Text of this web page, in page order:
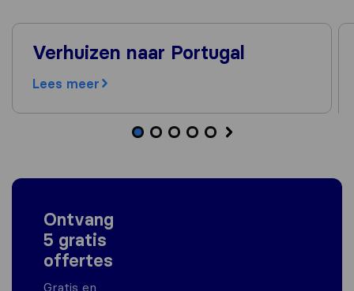
Verhuizen naar Portugal
Lees meer
Ontvang
5 gratis
offertes
Gratis en